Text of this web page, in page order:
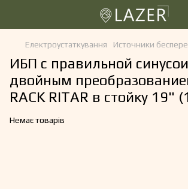
Електроустаткування Источники
ИБП с правильной
двойным
RACK RITAR в стойку 19"
Немає товарів